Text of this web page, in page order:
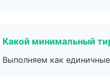
Какой минимальный
Выполняем как